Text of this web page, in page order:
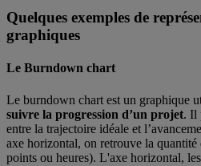
Quelques exemples de
graphiques
Le Burndown chart
Le burndown chart est un graphique
suivre la progression d’un projet. Il
entre la trajectoire idéale et
axe horizontal, on retrouve la quantité
points ou heures). L'axe horizontal,